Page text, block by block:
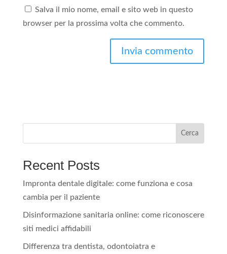
Salva il mio nome, email e sito web in questo
browser per la prossima volta che commento.
r
t
i
v
Cerca
Recent Posts
Impronta dentale digitale: come funziona e cosa
cambia per il paziente
Disinformazione sanitaria online: come riconoscere
siti medici affidabili
Differenza tra dentista, odontoiatra e